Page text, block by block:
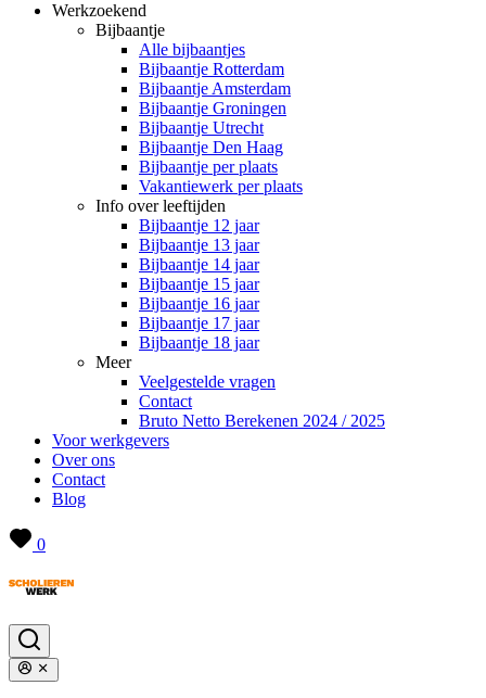
Werkzoekend
Bijbaantje
Alle bijbaantjes
Bijbaantje Rotterdam
Bijbaantje Amsterdam
Bijbaantje Groningen
Bijbaantje Utrecht
Bijbaantje Den Haag
Bijbaantje per plaats
Vakantiewerk per plaats
Info over leeftijden
Bijbaantje 12 jaar
Bijbaantje 13 jaar
Bijbaantje 14 jaar
Bijbaantje 15 jaar
Bijbaantje 16 jaar
Bijbaantje 17 jaar
Bijbaantje 18 jaar
Meer
Veelgestelde vragen
Contact
Bruto Netto Berekenen 2024 / 2025
Voor werkgevers
Over ons
Contact
Blog
0